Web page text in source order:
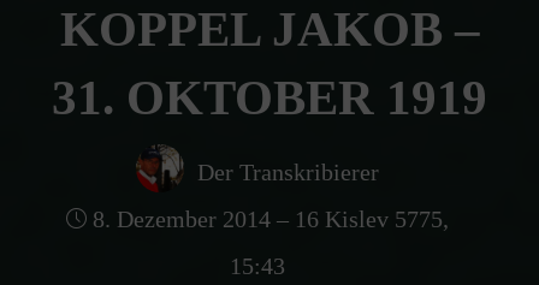
KOPPEL JAKOB –
31. OKTOBER 1919
Der Transkribierer
8. Dezember 2014 – 16 Kislev 5775,
15:43